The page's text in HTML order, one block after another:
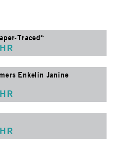
Traced“
Enkelin Janine